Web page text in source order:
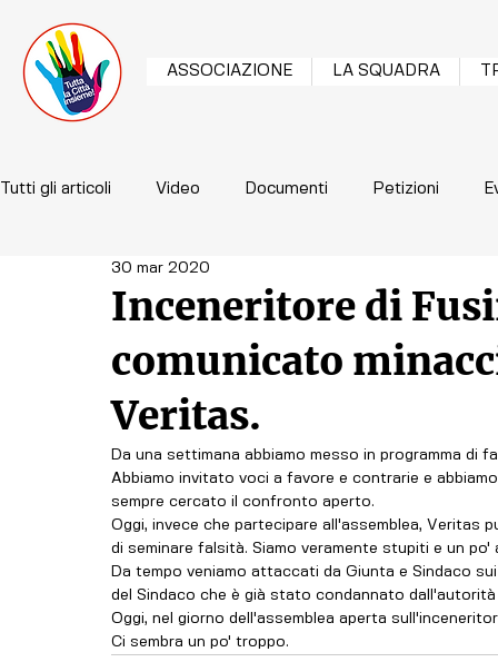
ASSOCIAZIONE LA SQUADRA
Tutti gli articoli Video Documenti Petizioni
Inceneritore di
comunicato
Veritas.
30 mar 2020
Da una settimana abbiamo messo in programma di
Abbiamo invitato voci a favore e contrarie e
sempre cercato il confronto aperto.
Oggi, invece che partecipare all'assemblea, Veritas
di seminare falsità. Siamo veramente stupiti e un po'
Da tempo veniamo attaccati da Giunta e Sindaco
del Sindaco che è già stato condannato
Oggi, nel giorno dell'assemblea aperta
Ci sembra un po' troppo.